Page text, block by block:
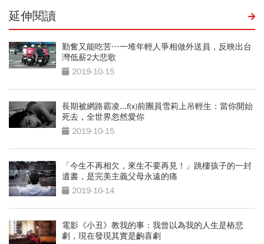
延伸閱讀
勤奮又能吃苦…一堆年輕人爭相做外送員，反映出台
灣低薪2大悲歌
2019-10-15
長期被網路霸凌...f(x)前團員雪莉上吊輕生：當你開始
死去，全世界忽然愛你
2019-10-15
「今生不再相欠，來生不要再見！」跳樓孩子的一封
遺書，是完美主義父母永遠的痛
2019-10-14
電影《小丑》教我的事：我曾以為我的人生是樁悲
劇，現在發現其實是齣喜劇